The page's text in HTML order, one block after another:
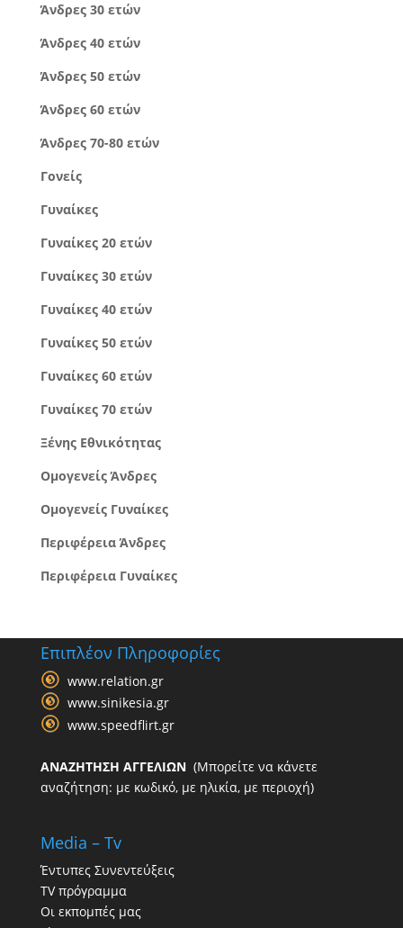
Άνδρες 30 ετών
Άνδρες 40 ετών
Άνδρες 50 ετών
Άνδρες 60 ετών
Άνδρες 70-80 ετών
Γονείς
Γυναίκες
Γυναίκες 20 ετών
Γυναίκες 30 ετών
Γυναίκες 40 ετών
Γυναίκες 50 ετών
Γυναίκες 60 ετών
Γυναίκες 70 ετών
Ξένης Εθνικότητας
Ομογενείς Άνδρες
Ομογενείς Γυναίκες
Περιφέρεια Άνδρες
Περιφέρεια Γυναίκες
Επιπλέον Πληροφορίες
www.relation.gr
www.sinikesia.gr
www.speedflirt.gr
ΑΝΑΖΗΤΗΣΗ ΑΓΓΕΛΙΩΝ(Μπορείτε να κάνετε
αναζήτηση: με κωδικό, με ηλικία, με περιοχή)
Media – Tv
Έντυπες Συνεντεύξεις
TV πρόγραμμα
Οι εκπομπές μας